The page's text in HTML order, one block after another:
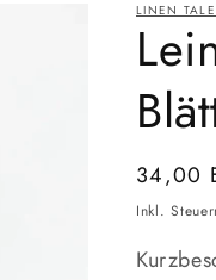
LINEN
Preis
34,00
Inkl.